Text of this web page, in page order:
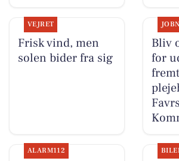
VEJRET
Frisk vind, men
solen bider fra sig
Bliv
for
ALARM112